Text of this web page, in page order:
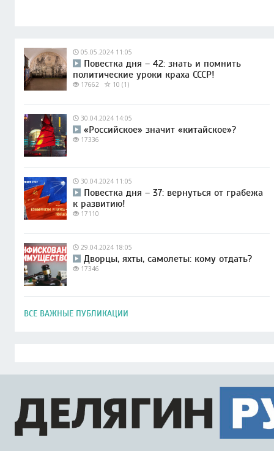
05.05.2024 11:05
Повестка дня – 42: знать и помнить
политические уроки краха СССР!
17662 10 (1)
30.04.2024 14:05
«Российское» значит «китайское»?
17336
30.04.2024 11:05
Повестка дня – 37: вернуться от грабежа
к развитию!
17110
29.04.2024 18:05
Дворцы, яхты, самолеты: кому отдать?
17346
ВСЕ ВАЖНЫЕ ПУБЛИКАЦИИ